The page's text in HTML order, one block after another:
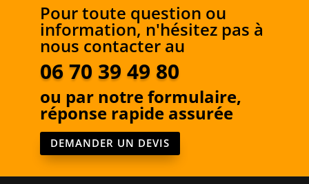
Pour toute question ou
information, n'hésitez pas à
nous contacter au
06 70 39 49 80
ou par notre formulaire,
réponse rapide assurée
DEMANDER UN DEVIS